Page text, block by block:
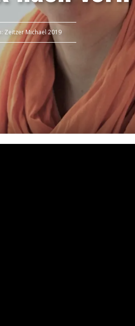
Zeitzer Michael 2019